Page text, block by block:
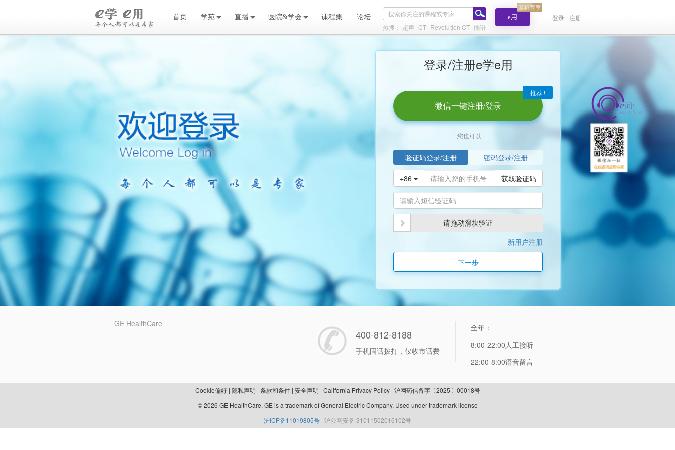
登录 | 注册
e用
热搜： 超声 CT Revolution CT 能谱
首页 学苑 直播 医院&学会 课程集 论坛
登录/注册e学e用
推荐 !
微信一键注册/登录
您也可以
验证码登录/注册 密码登录/注册
+86 获取验证码
请拖动滑块验证
新用户注册
下一步
GE HealthCare
400-812-8188
手机固话拨打，仅收市话费
全年：
8:00-22:00人工接听
22:00-8:00语音留言
Cookie偏好| 隐私声明 | 条款和条件| 安全声明 | California Privacy Policy| 沪网药信备字〔2025〕00018号
© 2026 GE HealthCare. GE is a trademark of General Electric Company. Used under trademark license
沪ICP备11019805号 | 沪公网安备 31011502016102号